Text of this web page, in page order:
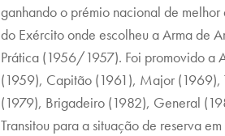
ganhando o prémio nacional de melhor
do Exército onde escolheu a Arma de
Prática (1956/1957). Foi promovido a
(1959), Capitão (1961), Major (1969),
(1979), Brigadeiro (1982), General
Transitou para a situação de reserva